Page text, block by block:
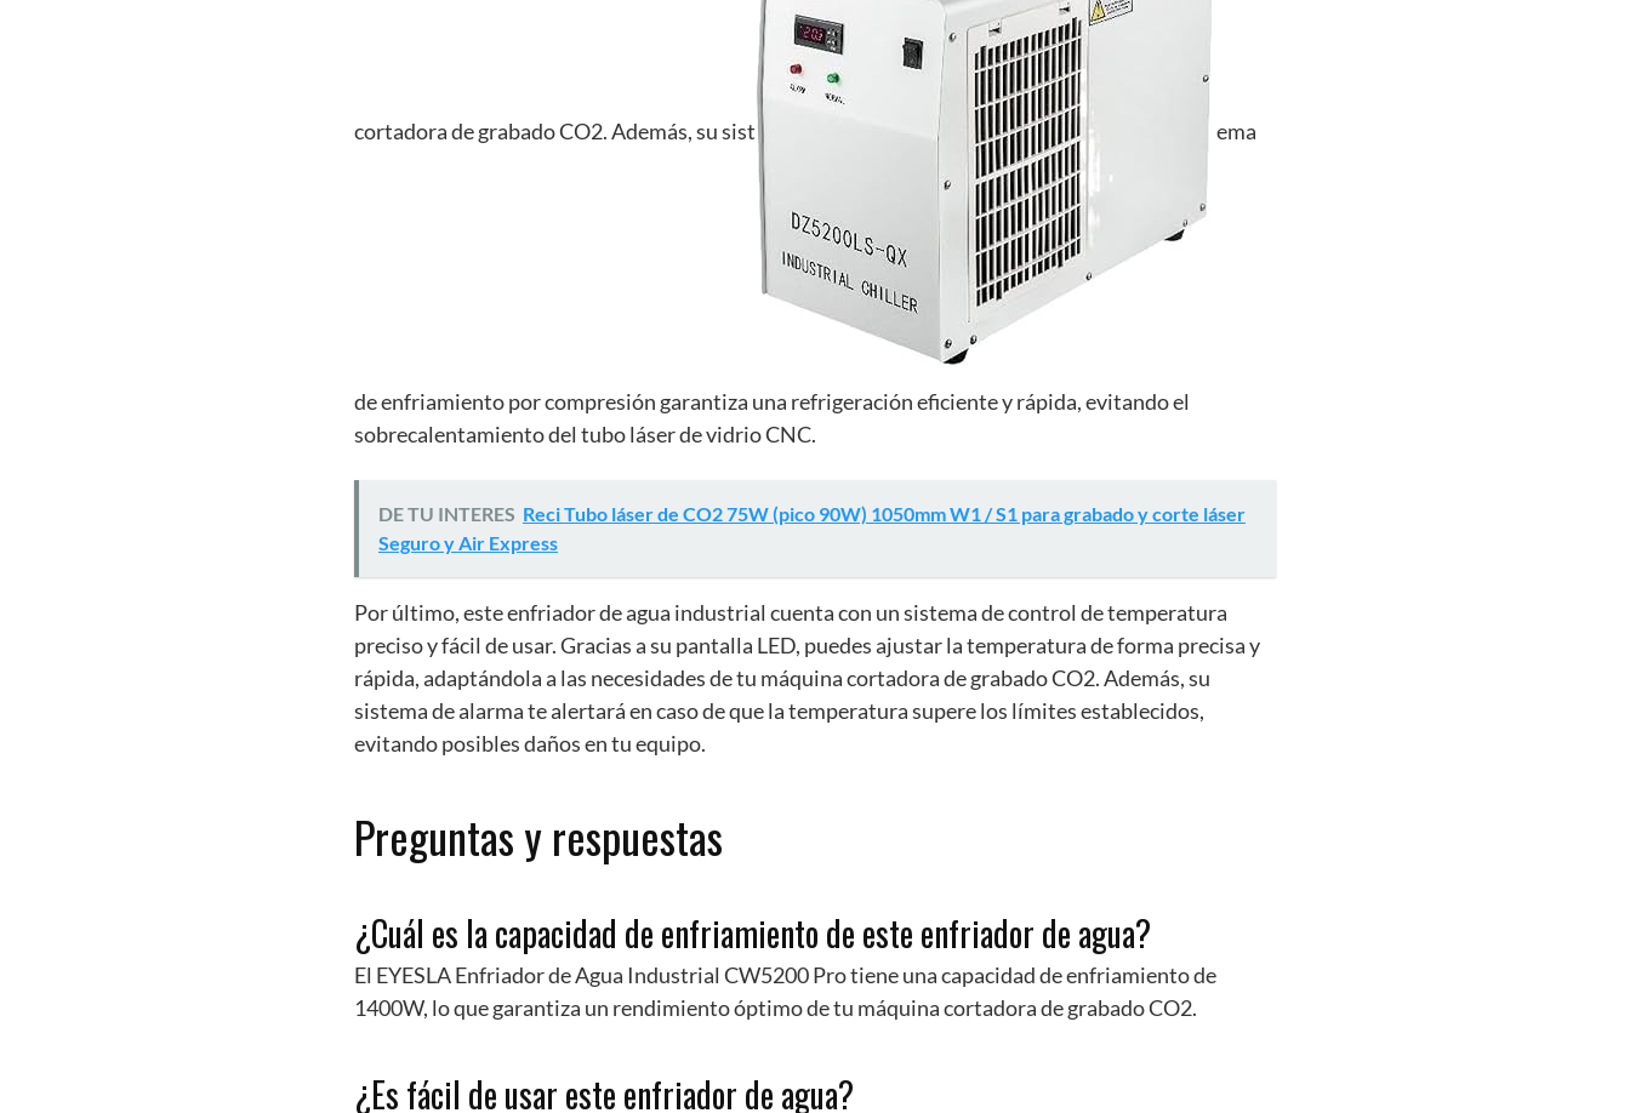
cortadora de grabado CO2. Además, su sist ema
de enfriamiento por compresión garantiza una refrigeración eficiente y rápida, evitando el
sobrecalentamiento del tubo láser de vidrio CNC.
DE TU INTERES Reci Tubo láser de CO2 75W (pico 90W) 1050mm W1 / S1 para grabado y corte láser
Seguro y Air Express
Por último, este enfriador de agua industrial cuenta con un sistema de control de temperatura
preciso y fácil de usar. Gracias a su pantalla LED, puedes ajustar la temperatura de forma precisa y
rápida, adaptándola a las necesidades de tu máquina cortadora de grabado CO2. Además, su
sistema de alarma te alertará en caso de que la temperatura supere los límites establecidos,
evitando posibles daños en tu equipo.
Preguntas y respuestas
¿Cuál es la capacidad de enfriamiento de este enfriador de agua?
El EYESLA Enfriador de Agua Industrial CW5200 Pro tiene una capacidad de enfriamiento de
1400W, lo que garantiza un rendimiento óptimo de tu máquina cortadora de grabado CO2.
¿Es fácil de usar este enfriador de agua?